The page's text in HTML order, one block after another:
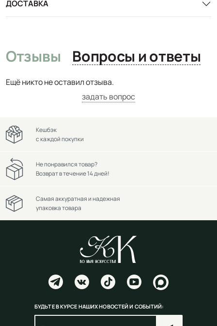
ДОСТАВКА
Отзывы Вопросы и ответы
Ещё никто не оставил отзыва.
задать вопрос
Кешбэк
с каждой покупки
Не понравился товар?
Возврат в течение 14 дней!
Самая аккуратная и надежная
упаковка товара
БУДЬТЕ В КУРСЕ НАШИХ НОВОСТЕЙ И СОБЫТИЙ: